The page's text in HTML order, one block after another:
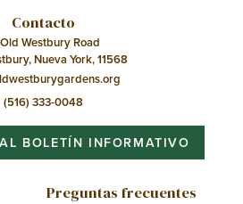
Contacto
Westbury Road
Nueva York, 11568
(516) 333-0048
BOLETÍN INFORMATIVO
Preguntas frecuentes